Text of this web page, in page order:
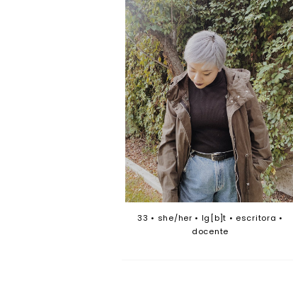
33 • she/her • lg[b]t • escritora •
docente